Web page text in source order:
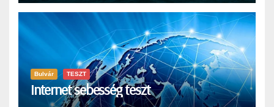
Bulvár TESZT
Internet sebesség teszt